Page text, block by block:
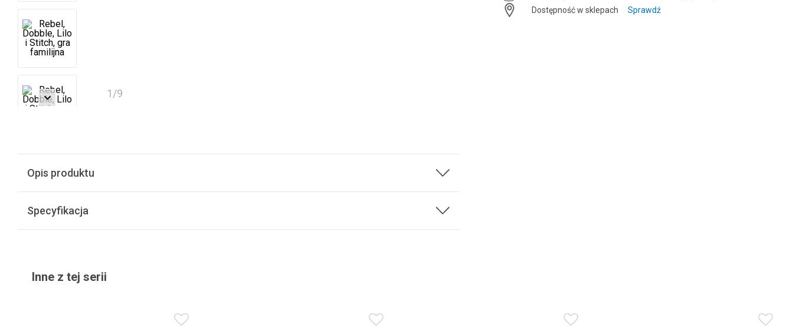
1/9
Opis produktu
Specyfikacja
Dostępność w sklepach
Sprawdź
Inne z tej serii